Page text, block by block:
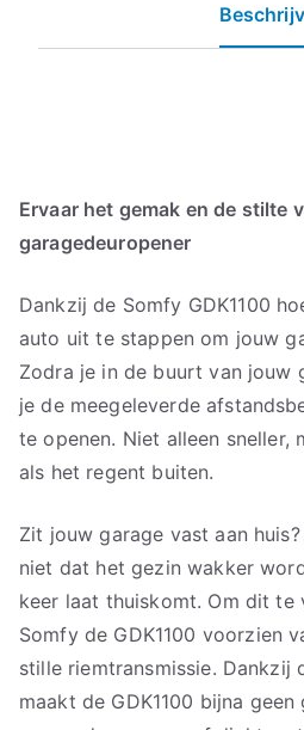
Ervaar het gemak en de stilte
garagedeuropener
Dankzij de Somfy GDK1100
auto uit te stappen om jouw
Zodra je in de buurt van jouw
je de meegeleverde
te openen. Niet alleen sneller,
als het regent buiten.
Zit jouw garage vast aan
niet dat het gezin wakker
keer laat thuiskomt. Om dit te
Somfy de GDK1100 voorzien
stille riemtransmissie. Dankzij
maakt de GDK1100 bijna